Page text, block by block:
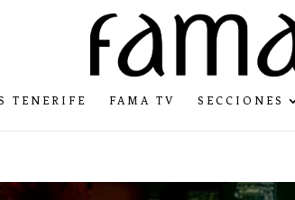
TENERIFE FAMA TV SECCIONES